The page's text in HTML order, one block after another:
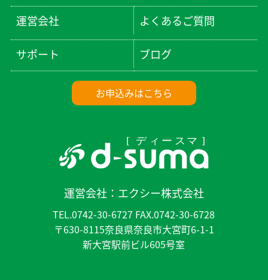
運営会社： エクシー株式会社
TEL.0742-30-6727 FAX.0742-30-6728
〒630-8115奈良県奈良市大宮町6-1-1
新大宮駅前ビル605号室
運営会社 よくあるご質問
サポート ブログ
お申込みはこちら